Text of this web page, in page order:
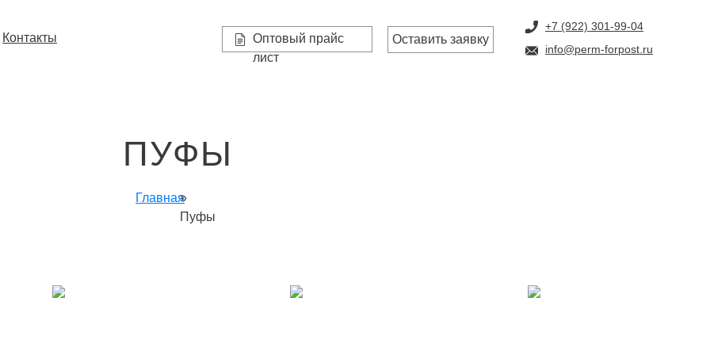
Контакты Оставить заявку
+7 (922) 301-99-04
info@perm-forpost.ru
Оптовый прайс
лист
ПУФЫ
Главная»
Пуфы